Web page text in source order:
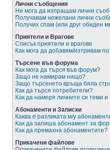
Лични съобщения
Не мога да изпращам лични
Получавам нежелани лични
Получих спам (или друг обиден
Приятели и Врагове
Списък приятели и врагове
Как мога да добавям/изтривам
Търсене във форума
Как мога да търся във форум?
Защо не намирам нищо?
Защо търсенето връща бяла
Как да търся потребители?
Как да намеря личните си теми
Абонаменти и Записки
Каква е разликата м/у
Как да запиша абонамент за
Как да премахна абонаментите?
Прикачени файлове